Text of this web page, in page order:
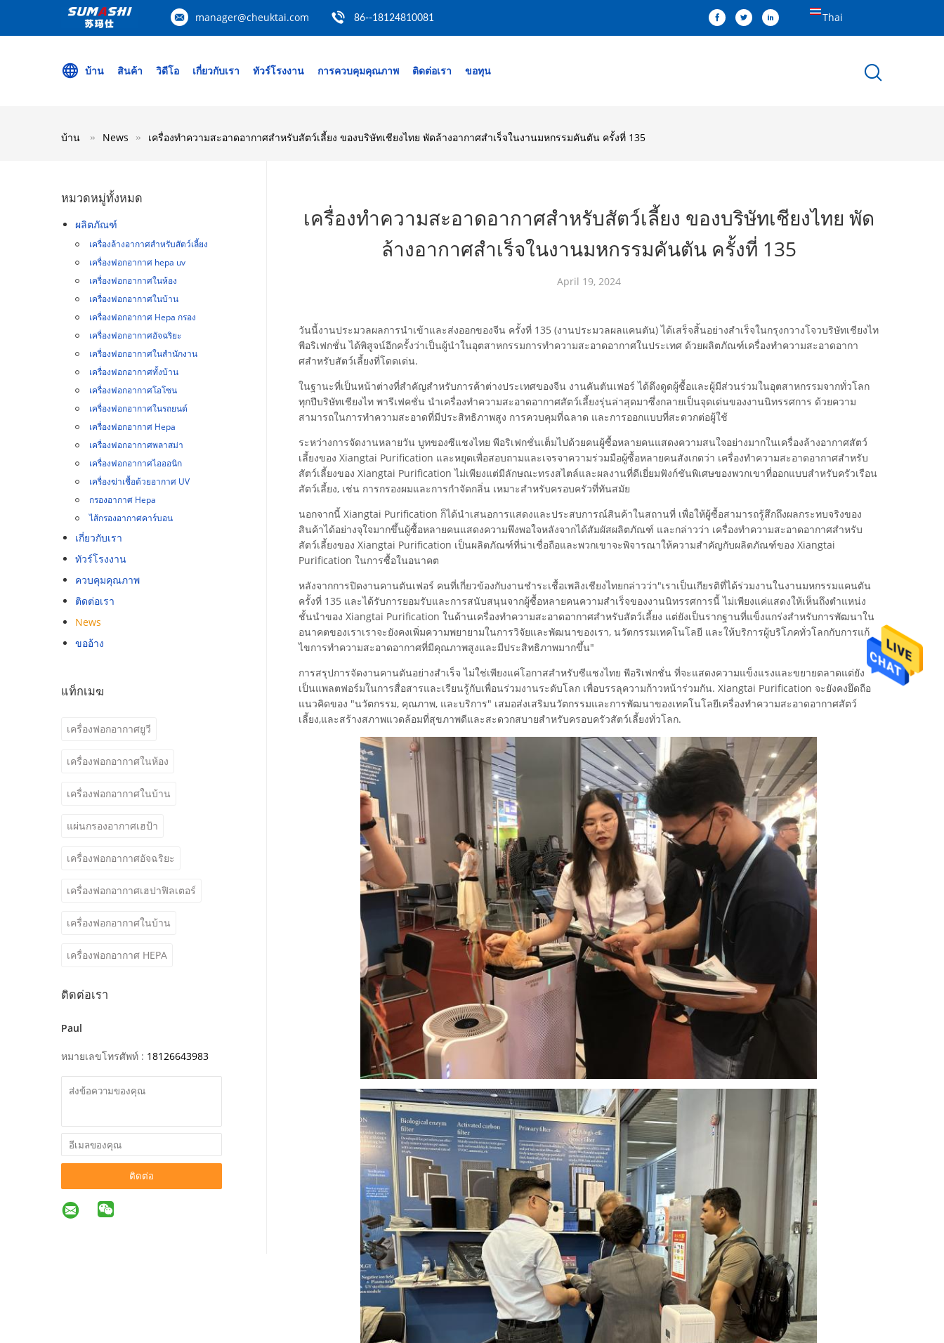
manager@cheuktai.com 86--18124810081 Thai
บ้าน สินค้า วิดีโอ เกี่ยวกับเรา ทัวร์โรงงาน การควบคุมคุณภาพ ติดต่อเรา ขอทุน
บ้าน News เครื่องทําความสะอาดอากาศสําหรับสัตว์เลี้ยง ของบริษัทเชียงไทย พัดล้างอากาศสําเร็จในงานมหกรรมคันตัน ครั้งที่ 135
หมวดหมู่ทั้งหมด
ผลิตภัณฑ์
เครื่องล้างอากาศสําหรับสัตว์เลี้ยง
เครื่องฟอกอากาศ hepa uv
เครื่องฟอกอากาศในห้อง
เครื่องฟอกอากาศในบ้าน
เครื่องฟอกอากาศ Hepa กรอง
เครื่องฟอกอากาศอัจฉริยะ
เครื่องฟอกอากาศในสำนักงาน
เครื่องฟอกอากาศทั้งบ้าน
เครื่องฟอกอากาศโอโซน
เครื่องฟอกอากาศในรถยนต์
เครื่องฟอกอากาศ Hepa
เครื่องฟอกอากาศพลาสม่า
เครื่องฟอกอากาศไอออนิก
เครื่องฆ่าเชื้อด้วยอากาศ UV
กรองอากาศ Hepa
ไส้กรองอากาศคาร์บอน
เกี่ยวกับเรา
ทัวร์โรงงาน
ควบคุมคุณภาพ
ติดต่อเรา
News
ขออ้าง
แท็กเมฆ
เครื่องฟอกอากาศยูวี
เครื่องฟอกอากาศในห้อง
เครื่องฟอกอากาศในบ้าน
แผ่นกรองอากาศเฮป้า
เครื่องฟอกอากาศอัจฉริยะ
เครื่องฟอกอากาศเฮปาฟิลเตอร์
เครื่องฟอกอากาศในบ้าน
เครื่องฟอกอากาศ HEPA
ติดต่อเรา
Paul
หมายเลขโทรศัพท์ : 18126643983
ติดต่อ
เครื่องทําความสะอาดอากาศสําหรับสัตว์เลี้ยง ของบริษัทเชียงไทย พัด
ล้างอากาศสําเร็จในงานมหกรรมคันตัน ครั้งที่ 135
April 19, 2024
วันนี้งานประมวลผลการนําเข้าและส่งออกของจีน ครั้งที่ 135 (งานประมวลผลแคนตัน) ได้เสร็จสิ้นอย่างสําเร็จในกรุงกวางโจวบริษัทเชียงไท
พีอริเฟกชั่น ได้พิสูจน์อีกครั้งว่าเป็นผู้นําในอุตสาหกรรมการทําความสะอาดอากาศในประเทศ ด้วยผลิตภัณฑ์เครื่องทําความสะอาดอากา
ศสําหรับสัตว์เลี้ยงที่โดดเด่น.
ในฐานะที่เป็นหน้าต่างที่สําคัญสําหรับการค้าต่างประเทศของจีน งานคันตันเฟอร์ ได้ดึงดูดผู้ซื้อและผู้มีส่วนร่วมในอุตสาหกรรมจากทั่วโลก
ทุกปีบริษัทเชียงไท พารีเฟคชั่น นําเครื่องทําความสะอาดอากาศสัตว์เลี้ยงรุ่นล่าสุดมาซึ่งกลายเป็นจุดเด่นของงานนิทรรศการ ด้วยความ
สามารถในการทําความสะอาดที่มีประสิทธิภาพสูง การควบคุมที่ฉลาด และการออกแบบที่สะดวกต่อผู้ใช้
ระหว่างการจัดงานหลายวัน บูทของซีแชงไทย พีอริเฟกชั่นเต็มไปด้วยคนผู้ซื้อหลายคนแสดงความสนใจอย่างมากในเครื่องล้างอากาศสัตว์
เลี้ยงของ Xiangtai Purification และหยุดเพื่อสอบถามและเจรจาความร่วมมือผู้ซื้อหลายคนสังเกตว่า เครื่องทําความสะอาดอากาศสําหรับ
สัตว์เลี้ยงของ Xiangtai Purification ไม่เพียงแต่มีลักษณะทรงสไตล์และผลงานที่ดีเยี่ยมฟังก์ชันพิเศษของพวกเขาที่ออกแบบสําหรับครัวเรือน
สัตว์เลี้ยง, เช่น การกรองผมและการกําจัดกลิ่น เหมาะสําหรับครอบครัวที่ทันสมัย
นอกจากนี้ Xiangtai Purification ก็ได้นําเสนอการแสดงและประสบการณ์สินค้าในสถานที่ เพื่อให้ผู้ซื้อสามารถรู้สึกถึงผลกระทบจริงของ
สินค้าได้อย่างจุใจมากขึ้นผู้ซื้อหลายคนแสดงความพึงพอใจหลังจากได้สัมผัสผลิตภัณฑ์ และกล่าวว่า เครื่องทําความสะอาดอากาศสําหรับ
สัตว์เลี้ยงของ Xiangtai Purification เป็นผลิตภัณฑ์ที่น่าเชื่อถือและพวกเขาจะพิจารณาให้ความสําคัญกับผลิตภัณฑ์ของ Xiangtai
Purification ในการซื้อในอนาคต
หลังจากการปิดงานคานตันเฟอร์ คนที่เกี่ยวข้องกับงานชําระเชื้อเพลิงเชียงไทยกล่าวว่า"เราเป็นเกียรติที่ได้ร่วมงานในงานมหกรรมแคนตัน
ครั้งที่ 135 และได้รับการยอมรับและการสนับสนุนจากผู้ซื้อหลายคนความสําเร็จของงานนิทรรศการนี้ ไม่เพียงแค่แสดงให้เห็นถึงตําแหน่ง
ชั้นนําของ Xiangtai Purification ในด้านเครื่องทําความสะอาดอากาศสําหรับสัตว์เลี้ยง แต่ยังเป็นรากฐานที่แข็งแกร่งสําหรับการพัฒนาใน
อนาคตของเราเราจะยังคงเพิ่มความพยายามในการวิจัยและพัฒนาของเรา, นวัตกรรมเทคโนโลยี และให้บริการผู้บริโภคทั่วโลกกับการแก้
ไขการทําความสะอาดอากาศที่มีคุณภาพสูงและมีประสิทธิภาพมากขึ้น"
การสรุปการจัดงานคานตันอย่างสําเร็จ ไม่ใช่เพียงแค่โอกาสสําหรับซีแชงไทย พีอริเฟกชั่น ที่จะแสดงความแข็งแรงและขยายตลาดแต่ยัง
เป็นแพลตฟอร์มในการสื่อสารและเรียนรู้กับเพื่อนร่วมงานระดับโลก เพื่อบรรลุความก้าวหน้าร่วมกัน. Xiangtai Purification จะยังคงยึดถือ
แนวคิดของ "นวัตกรรม, คุณภาพ, และบริการ" เสมอส่งเสริมนวัตกรรมและการพัฒนาของเทคโนโลยีเครื่องทําความสะอาดอากาศสัตว์
เลี้ยง,และสร้างสภาพแวดล้อมที่สุขภาพดีและสะดวกสบายสําหรับครอบครัวสัตว์เลี้ยงทั่วโลก.